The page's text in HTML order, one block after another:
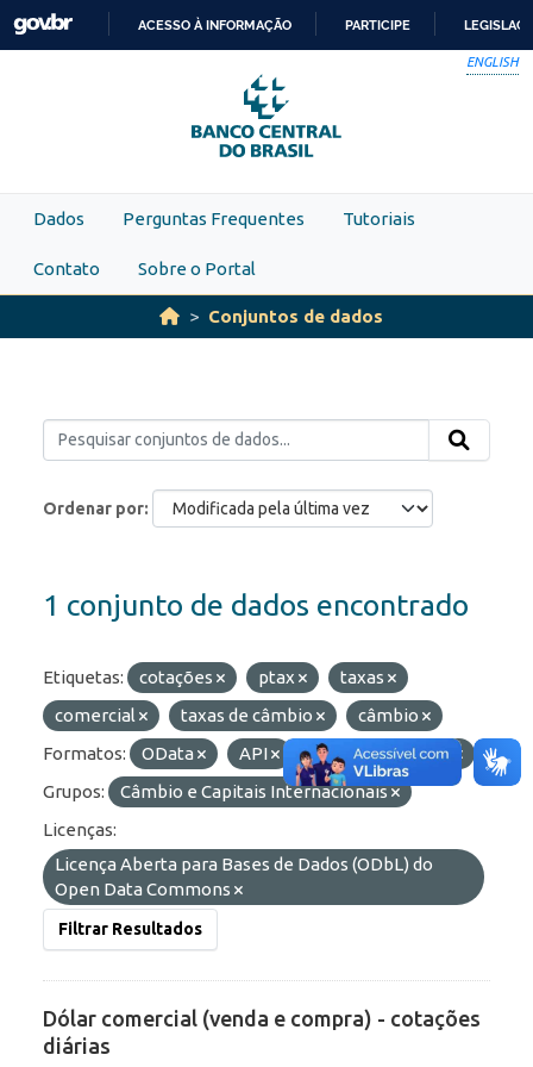
Skip to main content
PARA
O
CONTEÚDO
ACESSO À INFORMAÇÃO PARTICIPE
ENGLISH
Dados Perguntas Frequentes Tutoriais
Contato Sobre o Portal
Conjuntos de dados
Ordenar por
1 conjunto de dados encontrado
Etiquetas: cotações ptax
taxas
comercial
taxas de câmbio
câmbio
Formatos:
OData API JSON
HTML
Grupos:
Câmbio e Capitais Internacionais
Licenças:
Licença Aberta para Bases de Dados (ODbL) do
Open Data Commons
Filtrar Resultados
Dólar comercial (venda e compra) - cotações
diárias